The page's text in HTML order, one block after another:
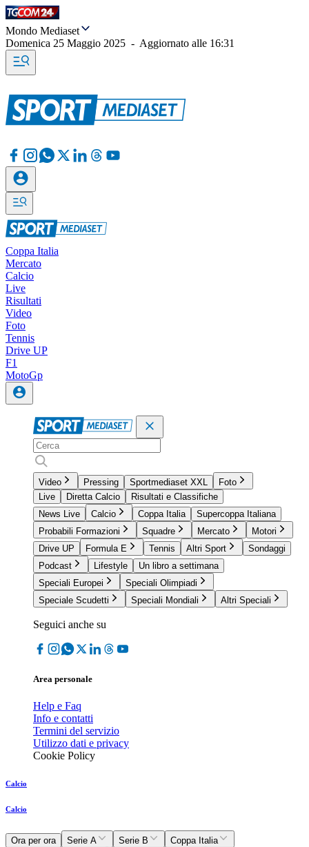
Mondo Mediaset
Domenica 25 Maggio 2025 - Aggiornato alle 16:31
Coppa Italia
Mercato
Calcio
Live
Risultati
Video
Foto
Tennis
Drive UP
F1
MotoGp
Video Pressing Sportmediaset XXL
Foto
Live
Diretta Calcio
Risultati e Classifiche
News Live
Calcio Coppa Italia
Supercoppa Italiana
Probabili Formazioni
Squadre Mercato
Motori
Drive UP
Formula E Tennis Altri Sport
Sondaggi
Podcast
Lifestyle
Un libro a settimana
Speciali Europei
Speciali Olimpiadi
Speciale Scudetti
Speciali Mondiali Altri Speciali
Seguici anche su
Area personale
Help e Faq
Info e contatti
Termini del servizio
Utilizzo dati e privacy
Cookie Policy
Calcio
Calcio
Ora per ora Serie A Serie B
Coppa Italia